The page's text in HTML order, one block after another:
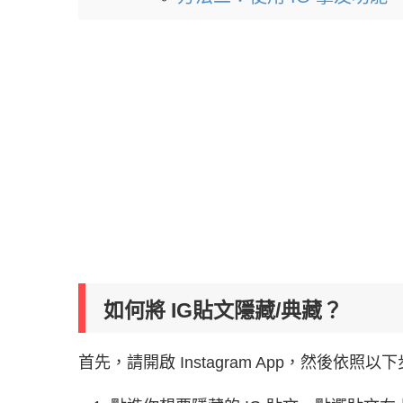
如何將 IG貼文隱藏/典藏？
首先，請開啟 Instagram App，然後依照以下